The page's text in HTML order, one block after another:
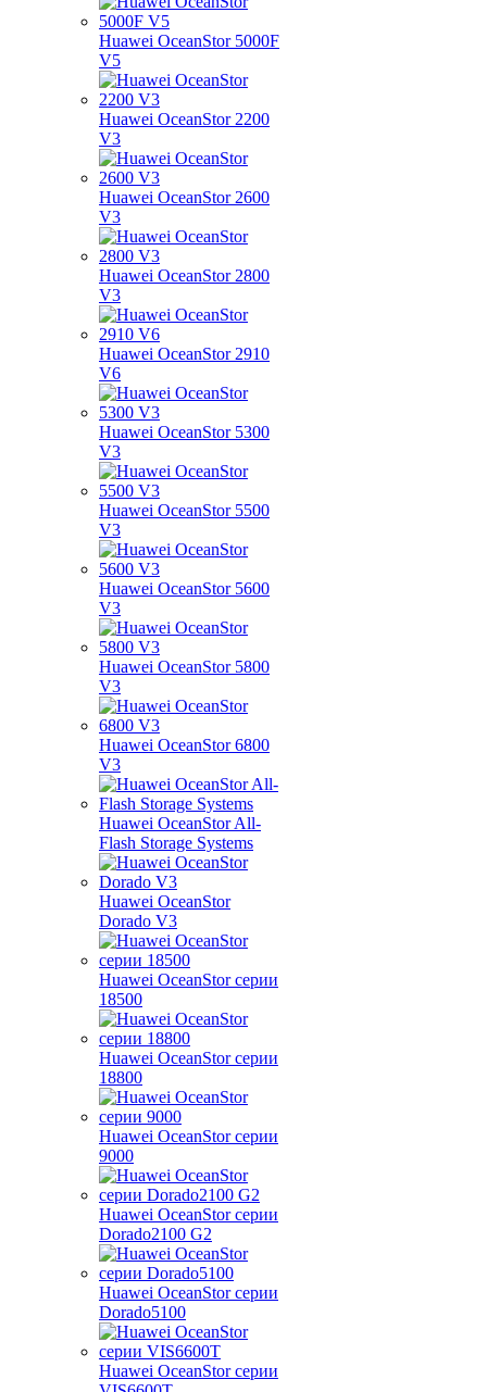
Huawei OceanStor 5000F
V5
Huawei OceanStor 2200
V3
Huawei OceanStor 2600
V3
Huawei OceanStor 2800
V3
Huawei OceanStor 2910
V6
Huawei OceanStor 5300
V3
Huawei OceanStor 5500
V3
Huawei OceanStor 5600
V3
Huawei OceanStor 5800
V3
Huawei OceanStor 6800
V3
Huawei OceanStor All-
Flash Storage Systems
Huawei OceanStor
Dorado V3
Huawei OceanStor серии
18500
Huawei OceanStor серии
18800
Huawei OceanStor серии
9000
Huawei OceanStor серии
Dorado2100 G2
Huawei OceanStor серии
Dorado5100
Huawei OceanStor серии